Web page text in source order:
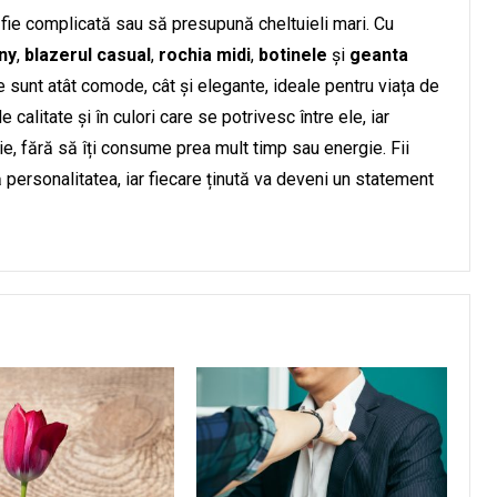
complicată sau să presupună cheltuieli mari. Cu
, blazerul casual, rochia midi, botinele și geanta
atât comode, cât și elegante, ideale pentru viața de
calitate și în culori care se potrivesc între ele, iar
fără să îți consume prea mult timp sau energie. Fii
iar fiecare ținută va deveni un statement